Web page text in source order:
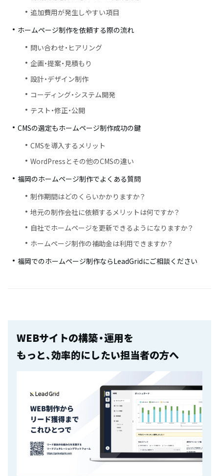
追加費用が発生しやすい項目
ホームページ制作を依頼する際の流れ
問い合わせ・ヒアリング
企画・提案・見積もり
設計・デザイン制作
コーディング・システム開発
テスト・修正・公開
CMSの選定もホームページ制作成功の鍵
CMSを導入するメリット
WordPressとその他のCMSの違い
福岡のホームページ制作でよくある質問
制作期間はどのくらいかかりますか？
地元の制作会社に依頼するメリットは何ですか？
自社でホームページを更新できるようになりますか？
ホームページ制作の補助金は利用できますか？
福岡でのホームページ制作ならLeadGridにご相談ください
WEBサイトの構築・運用を
もっと、効率的にしたい担当者の方へ